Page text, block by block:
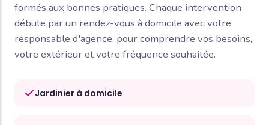
formés aux bonnes pratiques. Chaque intervention
débute par un rendez-vous à domicile avec votre
responsable d'agence, pour comprendre vos besoins,
votre extérieur et votre fréquence souhaitée.
Jardinier à domicile